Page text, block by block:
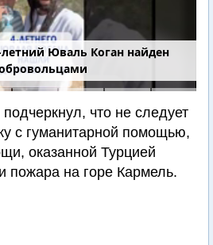
летний Юваль Коган найден
что не следует
с гуманитарной помощью,
оказанной Турцией
пожара на горе Кармель.